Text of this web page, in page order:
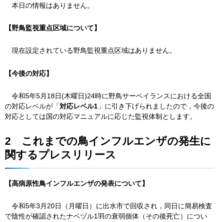
本日の情報はありません。
【野鳥監視重点区域について】
現在設定されている野鳥監視重点区域はありません。
【今後の対応】
令和5年5月18日(木曜日)24時に野鳥サーベイランスにおける全国
の対応レベルが「対応レベル1 」に引き下げられましたので，今後の
対応としては国の対応マニュアルに応じた監視体制とします。
2 これまでの鳥インフルエンザの発生に
関するプレスリリース
【高病原性鳥インフルエンザの発表について】
令和5年3月20日（月曜日）に出水市で回収され，同日に簡易検査
で陰性が確認されたナベヅル1羽の衰弱個体（その後死亡）につい